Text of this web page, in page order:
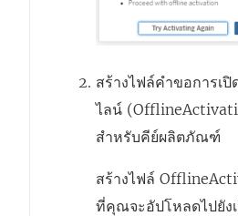
สร้างไฟล์คำขอการเ
ไลน์
สำหรับคีย์ผลิตภัณฑ์
สร้างไฟล์
ที่คุณจะอัปโหลดไปยัง